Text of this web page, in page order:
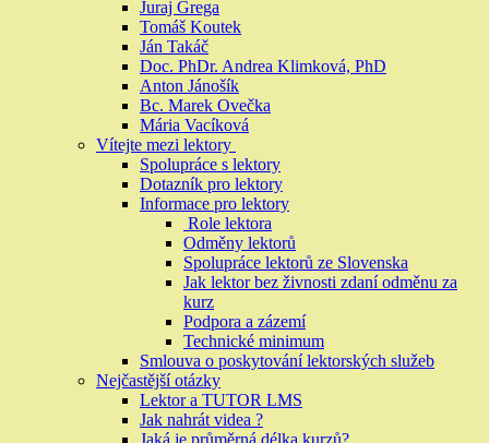
Juraj Grega
Tomáš Koutek
Ján Takáč
Doc. PhDr. Andrea Klimková, PhD
Anton Jánošík
Bc. Marek Ovečka
Mária Vacíková
Vítejte mezi lektory
Spolupráce s lektory
Dotazník pro lektory
Informace pro lektory
Role lektora
Odměny lektorů
Spolupráce lektorů ze Slovenska
Jak lektor bez živnosti zdaní odměnu za
kurz
Podpora a zázemí
Technické minimum
Smlouva o poskytování lektorských služeb
Nejčastější otázky
Lektor a TUTOR LMS
Jak nahrát videa ?
Jaká je průměrná délka kurzů?